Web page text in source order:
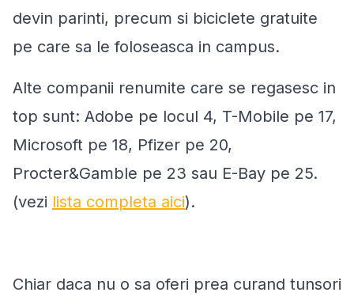
devin parinti, precum si biciclete gratuite
pe care sa le foloseasca in campus.
Alte companii renumite care se regasesc in
top sunt: Adobe pe locul 4, T-Mobile pe 17,
Microsoft pe 18, Pfizer pe 20,
Procter&Gamble pe 23 sau E-Bay pe 25.
(vezi lista completa aici).
Chiar daca nu o sa oferi prea curand tunsori